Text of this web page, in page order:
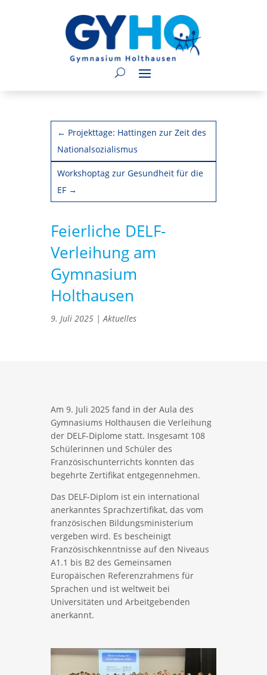
← Projekttage: Hattingen zur Zeit des
Nationalsozialismus
Workshoptag zur Gesundheit für die
EF→
Feierliche DELF-
Verleihung am
Gymnasium
Holthausen
9. Juli 2025|Aktuelles
Am 9. Juli 2025 fand in der Aula des
Gymnasiums Holthausen die Verleihung
der DELF-Diplome statt. Insgesamt 108
Schülerinnen und Schüler des
Französischunterrichts konnten das
begehrte Zertifikat entgegennehmen.
Das DELF-Diplom ist ein international
anerkanntes Sprachzertifikat, das vom
französischen Bildungsministerium
vergeben wird. Es bescheinigt
Französischkenntnisse auf den Niveaus
A1.1 bis B2 des Gemeinsamen
Europäischen Referenzrahmens für
Sprachen und ist weltweit bei
Universitäten und Arbeitgebenden
anerkannt.